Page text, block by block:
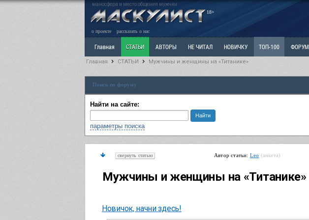
маносфера и место общения мужчин
18+
о проекте рассказать о нас
Главная СТАТЬИ АВТОРЫ НЕ ЧИТАЛ НОВИЧКУ ТОП-100 ФОРУМ
Ветка: Расстаюсь или Развожусь. САНЧАС
РАЗДЕЛ: Разное
Главная СТАТЬИ Мужчины и женщины на «Титанике»
Поиск по форуму
Найти на сайте:
параметры поиска
свернуть статью Автор статьи: Leo (анкета)
Мужчины и женщины на «Титанике»
Новичок, начни здесь!